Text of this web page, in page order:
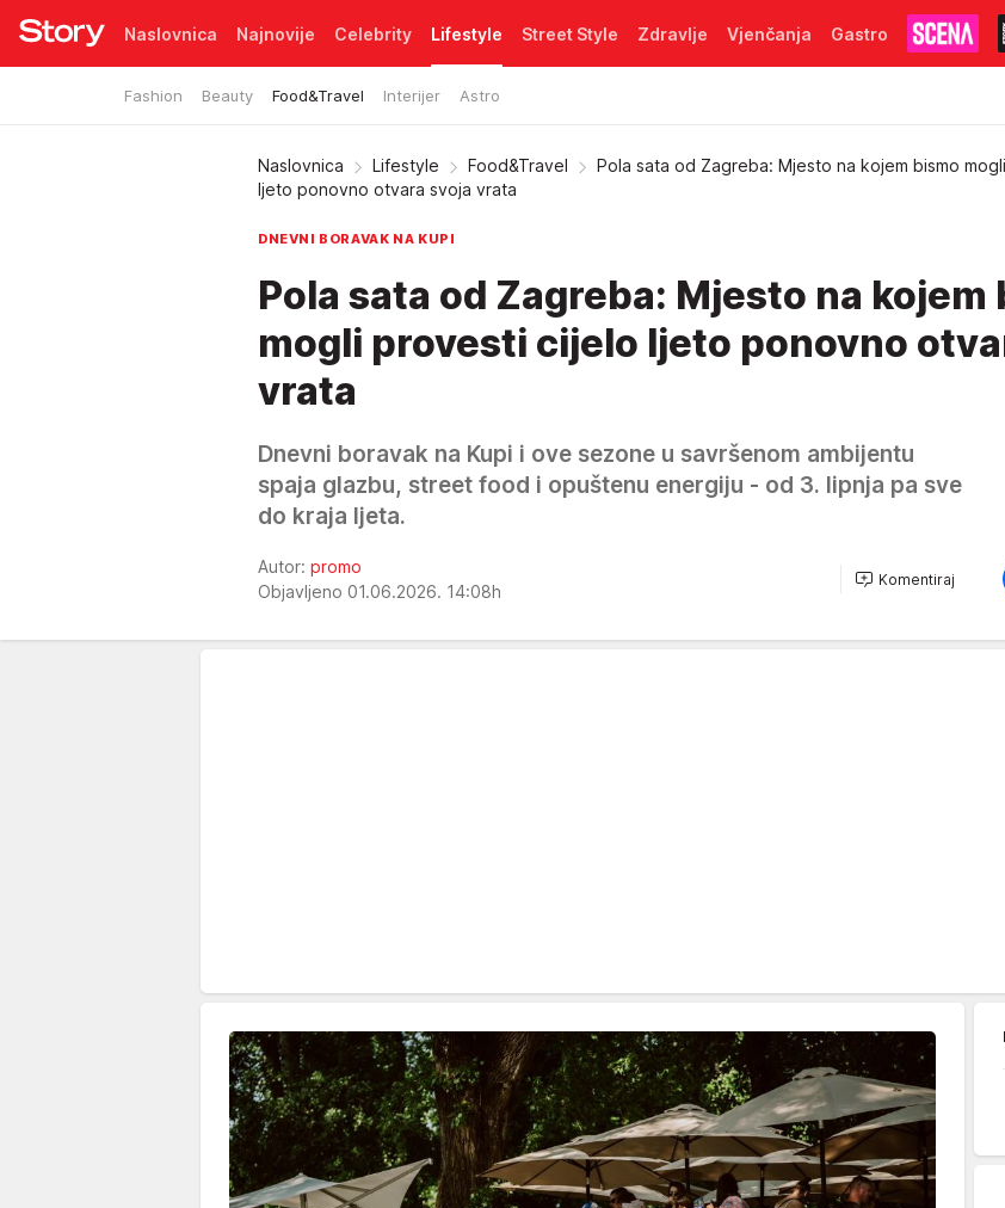
Naslovnica Najnovije Celebrity Lifestyle
Fashion Beauty Food&Travel Interijer Astro
Street Style Zdravlje Vjenčanja Gastro
Pretplata
Naslovnica Lifestyle Food&Travel
Pola sata od Zagreba: Mjesto na kojem bismo
ljeto ponovno otvara svoja vrata
DNEVNI BORAVAK NA KUPI
Pola sata od Zagreba: Mjesto na kojem
mogli provesti cijelo ljeto ponovno
vrata
Dnevni boravak na Kupi i ove sezone u savršenom ambijentu
spaja glazbu, street food i opuštenu energiju - od 3. lipnja pa sve
do kraja ljeta.
Autor: promo
Objavljeno 01.06.2026. 14:08h
Komentiraj